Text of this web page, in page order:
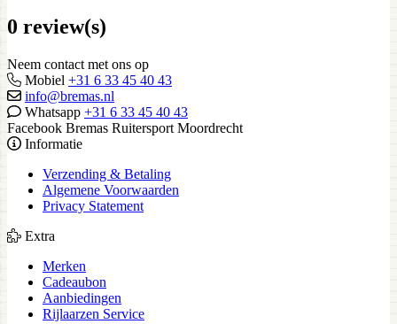
0 review(s)
Neem contact met ons op
Mobiel +31 6 33 45 40 43
info@bremas.nl
Whatsapp +31 6 33 45 40 43
Facebook Bremas Ruitersport Moordrecht
Informatie
Verzending & Betaling
Algemene Voorwaarden
Privacy Statement
Extra
Merken
Cadeaubon
Aanbiedingen
Rijlaarzen Service